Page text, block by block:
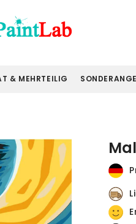
& MEHRTEILIG